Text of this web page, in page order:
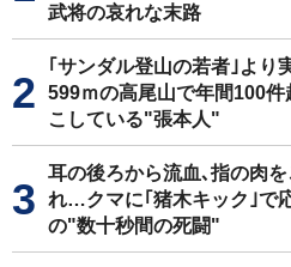
武将の哀れな末路
｢サンダル登山の若者｣より
599ｍの高尾山で年間100件
こしている"張本人"
耳の後ろから流血､指の肉
れ…クマに｢猪木キック｣で
の"数十秒間の死闘"